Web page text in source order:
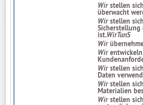
Wir stellen
überwacht
Wir stellen
ist.WirTunS
Wir
Wir
Wir stellen
Daten
Wir stellen
Materialien
Wir stellen